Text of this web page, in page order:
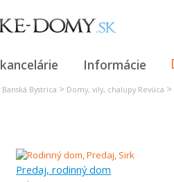
Informácie
Bystrica > Domy, vily, chalupy Revúca >
Predaj, rodinný dom